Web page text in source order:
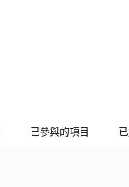
已參與的項目